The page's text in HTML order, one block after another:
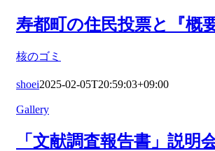
寿都町の住民投票と『概
核のゴミ
shoei2025-02-05T20:59:03+09:00
Gallery
「文献調査報告書」説明